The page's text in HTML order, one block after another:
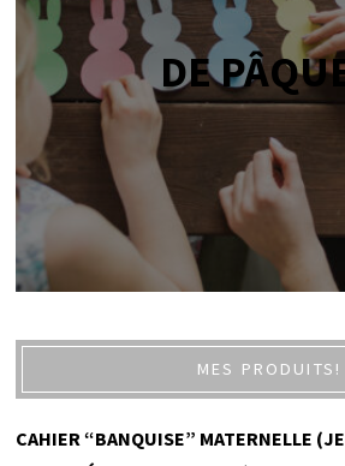
DE
MES PRODUITS!
CAHIER “BANQUISE” MATERNELLE